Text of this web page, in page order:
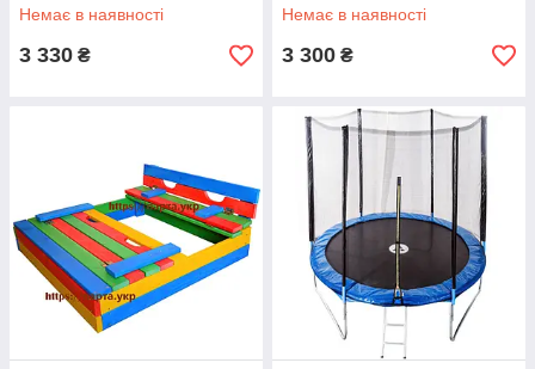
Немає в наявності
3 330 ₴
Немає в наявності
3 300 ₴